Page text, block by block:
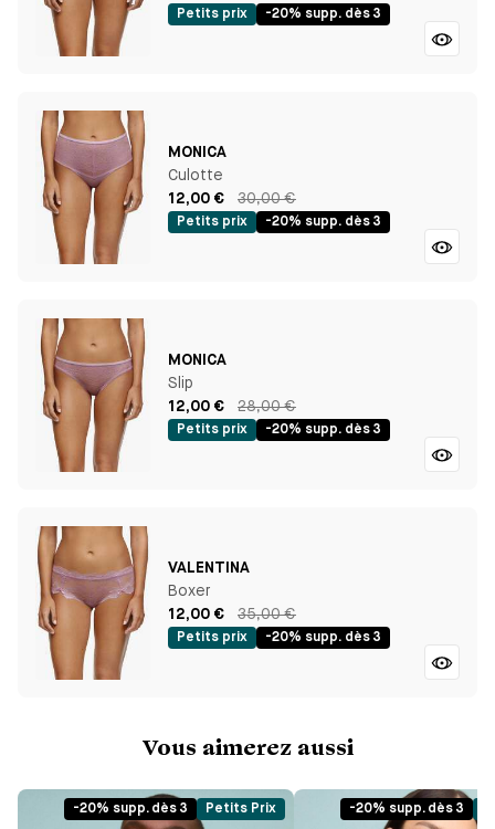
Petits prix -20% supp. dès 3
MONICA
Culotte
12,00 €
30,00 €
Petits prix -20% supp. dès 3
MONICA
Slip
12,00 €
28,00 €
Petits prix -20% supp. dès 3
VALENTINA
Boxer
12,00 €
35,00 €
Petits prix -20% supp. dès 3
Vous aimerez aussi
-20% supp. dès 3 Petits Prix -20% supp. dès 3